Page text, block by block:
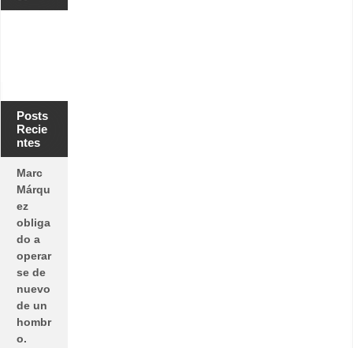
Posts
Recie
ntes
Marc
Márqu
ez
obliga
do a
operar
se de
nuevo
de un
hombr
o.